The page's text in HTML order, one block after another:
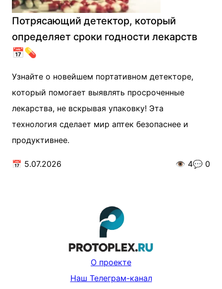
Потрясающий детектор, который
определяет сроки годности лекарств
📅💊
Узнайте о новейшем портативном детекторе,
который помогает выявлять просроченные
лекарства, не вскрывая упаковку! Эта
технология сделает мир аптек безопаснее и
продуктивнее.
📅 5.07.2026 👁️ 4💬 0
О проекте
Наш Телеграм-канал